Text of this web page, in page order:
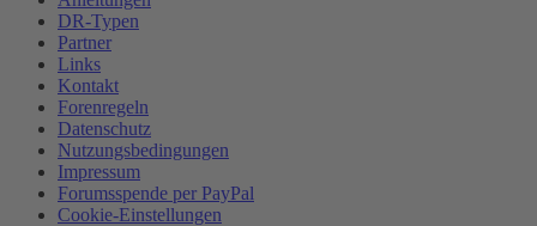
DR-Typen
Partner
Links
Kontakt
Forenregeln
Datenschutz
Nutzungsbedingungen
Impressum
Forumsspende per PayPal
Cookie-Einstellungen